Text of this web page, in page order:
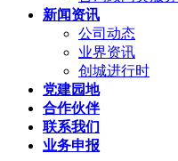
新闻资讯
公司动态
业界资讯
创城进行时
党建园地
合作伙伴
联系我们
业务申报